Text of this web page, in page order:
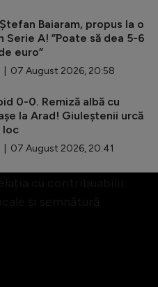
Baiaram, propus la o
Serie A! ”Poate să dea 5-6
euro”
| 07 August 2026, 20:58
0-0. Remiză albă cu
la Arad! Giuleștenii urcă
loc
| 07 August 2026, 20:41